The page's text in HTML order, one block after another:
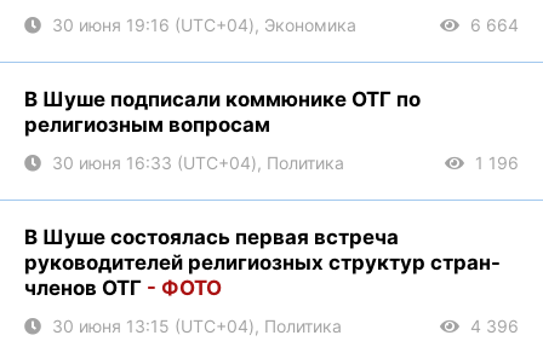
30 июня 19:16 (UTC+04), Экономика 6 664
В Шуше подписали коммюнике ОТГ по
религиозным вопросам
30 июня 16:33 (UTC+04), Политика 1 196
В Шуше состоялась первая встреча
руководителей религиозных структур стран-
членов ОТГ - ФОТО
30 июня 13:15 (UTC+04), Политика 4 396